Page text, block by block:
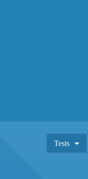
Tests